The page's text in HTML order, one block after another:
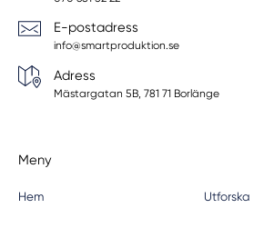
E-postadress
info@smartproduktion.se
Adress
Mästargatan 5B, 781 71 Borlänge
Meny
Hem Utforska